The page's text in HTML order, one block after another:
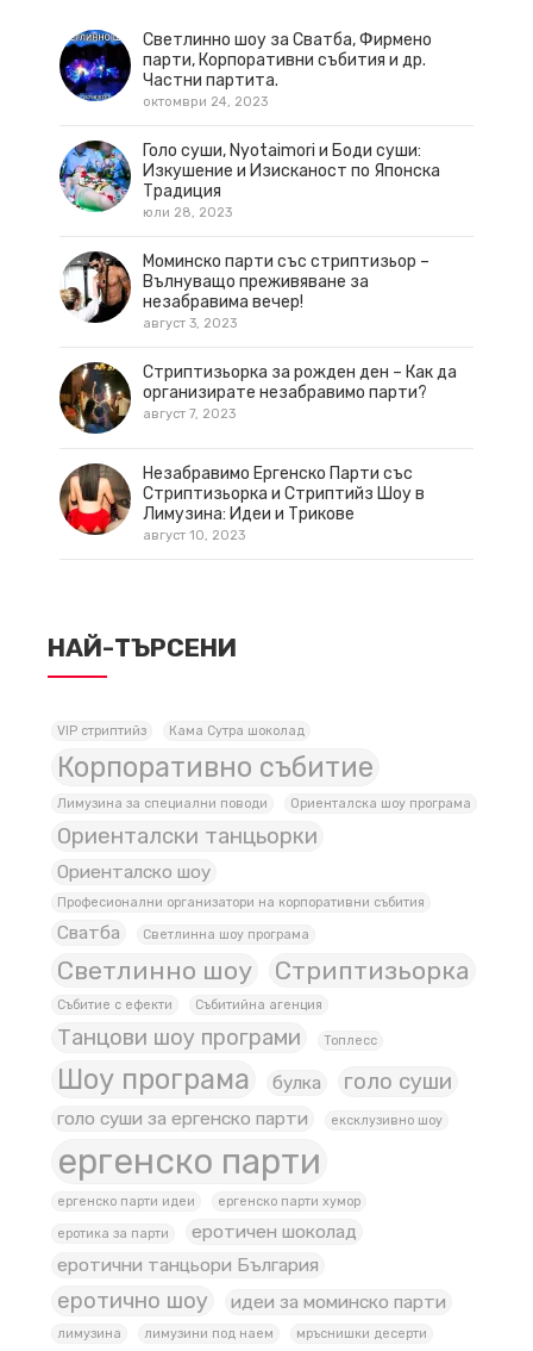
Светлинно шоу за Сватба, Фирмено
парти, Корпоративни събития и др.
Частни партита.
октомври 24, 2023
Голо суши, Nyotaimori и Боди суши:
Изкушение и Изисканост по Японска
Традиция
юли 28, 2023
Моминско парти със стриптизьор –
Вълнуващо преживяване за
незабравима вечер!
август 3, 2023
Стриптизьорка за рожден ден – Как да
организирате незабравимо парти?
август 7, 2023
Незабравимо Ергенско Парти със
Стриптизьорка и Стриптийз Шоу в
Лимузина: Идеи и Трикове
август 10, 2023
НАЙ-ТЪРСЕНИ
VIP стриптийз Кама Сутра шоколад
Корпоративно събитие
Лимузина за специални поводи Ориенталска шоу програма
Ориенталски танцьорки
Ориенталско шоу
Професионални организатори на корпоративни събития
Сватба Светлинна шоу програма
Светлинно шоу Стриптизьорка
Събитие с ефекти Събитийна агенция
Танцови шоу програми Топлесс
Шоу програма булка голо суши
голо суши за ергенско парти ексклузивно шоу
ергенско парти
ергенско парти идеи ергенско парти хумор
еротика за парти
еротичен шоколад
еротични танцьори България
еротично шоу идеи за моминско парти
лимузина лимузини под наем
мръснишки десерти